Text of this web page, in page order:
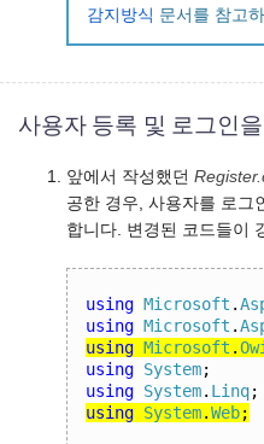
감지방식 문서를 참고
사용자 등록 및 로그인
앞에서 작성했던
공한 경우, 사용자를 로그
합니다. 변경된 코드들이
using Microsoft .
using Microsoft .
using Microsoft .
using System;
using System. Linq;
using System.Web;